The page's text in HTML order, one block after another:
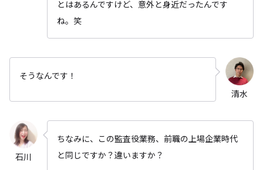
とはあるんですけど、意外と身近だったんです
ね。笑
そうなんです！
清水
石川
ちなみに、この監査役業務、前職の上場企業時代
と同じですか？違いますか？